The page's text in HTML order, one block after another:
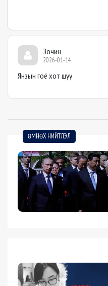
Зочин
2026-01-14
Янзын гоё хот шүү
ӨМНӨХ НИЙТЛЭЛ